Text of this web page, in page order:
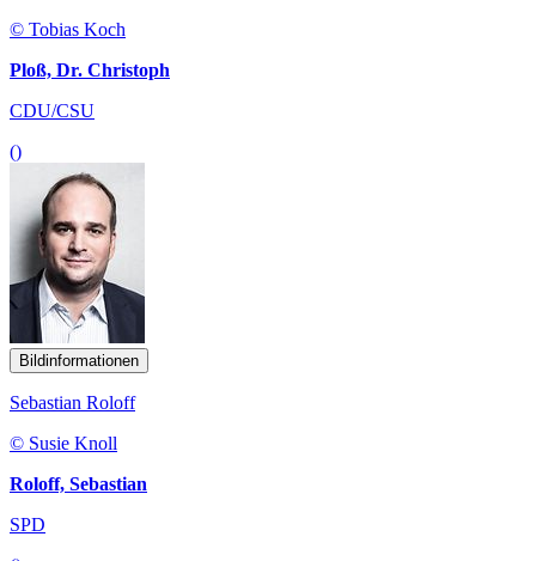
© Tobias Koch
Ploß, Dr. Christoph
CDU/CSU
()
Bildinformationen
Sebastian Roloff
© Susie Knoll
Roloff, Sebastian
SPD